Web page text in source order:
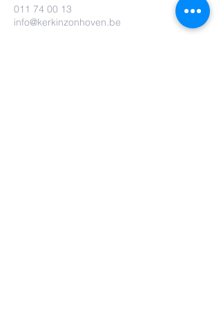
011 74 00 13
info@kerkinzonhoven.be